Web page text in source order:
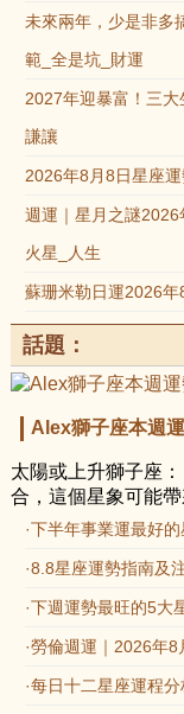
未來兩年，少是非多
範_全是坑_財運
2027年迎暴富！三大
謙讓
2026年8月8日星座
週運｜星月之謎2026
火星_人生
蘇珊米勒日運2026
話題：
Alex獅子座本週
太陽或上升獅子座
合，這個星象可能
·下半年事業運最好的
·8.8星座運勢指南及
·下週運勢最旺的5大
·勞倫週運｜2026年8
·每日十二星座運程分